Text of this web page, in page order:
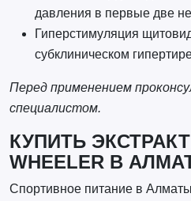
давления в первые две
Гиперстимуляция
субклиническом
Перед применением
специалистом.
КУПИТЬ
WHEELER В
Спортивное питание в